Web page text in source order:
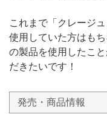
これまで「クレージ
使用していた方はも
の製品を使用したこ
だきたいです！
発売・商品情報